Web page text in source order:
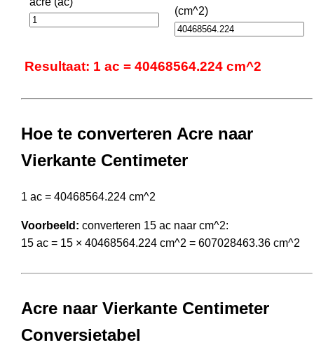
(cm^2)
Resultaat: 1 ac = 40468564.224 cm^2
Hoe te converteren Acre naar
Vierkante Centimeter
1 ac = 40468564.224 cm^2
Voorbeeld: converteren 15 ac naar cm^2:
15 ac = 15 × 40468564.224 cm^2 = 607028463.36 cm^2
Acre naar Vierkante Centimeter
Conversietabel